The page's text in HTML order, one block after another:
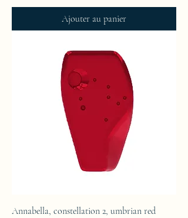
Ajouter au panier
Annabella, constellation 2, umbrian red